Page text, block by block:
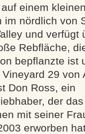
einem
im nördlich von
und verfügt
Rebfläche,
bepflanzte ist
29 von
Don Ross, ein
der das
mit seiner
erworben